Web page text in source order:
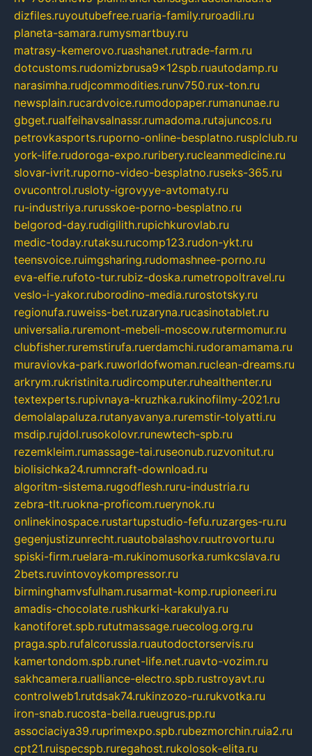
dizfiles.ruyoutubefree.ruaria-family.ruroadli.ru
planeta-samara.rumysmartbuy.ru
matrasy-kemerovo.ruashanet.rutrade-farm.ru
dotcustoms.rudomizbrusa9x12spb.ruautodamp.ru
narasimha.rudjcommodities.runv750.rux-ton.ru
newsplain.rucardvoice.rumodopaper.rumanunae.ru
gbget.rualfeihavsalnassr.rumadoma.rutajuncos.ru
petrovkasports.ruporno-online-besplatno.rusplclub.ru
york-life.rudoroga-expo.ruribery.rucleanmedicine.ru
slovar-ivrit.ruporno-video-besplatno.ruseks-365.ru
ovucontrol.rusloty-igrovyye-avtomaty.ru
ru-industriya.rurusskoe-porno-besplatno.ru
belgorod-day.rudigilith.rupichkurovlab.ru
medic-today.rutaksu.rucomp123.rudon-ykt.ru
teensvoice.ruimgsharing.rudomashnee-porno.ru
eva-elfie.rufoto-tur.rubiz-doska.rumetropoltravel.ru
veslo-i-yakor.ruborodino-media.rurostotsky.ru
regionufa.ruweiss-bet.ruzaryna.rucasinotablet.ru
universalia.ruremont-mebeli-moscow.rutermomur.ru
clubfisher.ruremstirufa.ruerdamchi.rudoramamama.ru
muraviovka-park.ruworldofwoman.ruclean-dreams.ru
arkrym.rukristinita.rudircomputer.ruhealthenter.ru
textexperts.rupivnaya-kruzhka.rukinofilmy-2021.ru
demolalapaluza.rutanyavanya.ruremstir-tolyatti.ru
msdip.rujdol.rusokolovr.runewtech-spb.ru
rezemkleim.rumassage-tai.ruseonub.ruzvonitut.ru
biolisichka24.rumncraft-download.ru
algoritm-sistema.rugodflesh.ruru-industria.ru
zebra-tlt.ruokna-proficom.ruerynok.ru
onlinekinospace.rustartupstudio-fefu.ruzarges-ru.ru
gegenjustizunrecht.ruautobalashov.ruutrovortu.ru
spiski-firm.ruelara-m.rukinomusorka.rumkcslava.ru
2bets.ruvintovoykompressor.ru
birminghamvsfulham.rusarmat-komp.rupioneeri.ru
amadis-chocolate.rushkurki-karakulya.ru
kanotiforet.spb.rututmassage.ruecolog.org.ru
praga.spb.rufalcorussia.ruautodoctorservis.ru
kamertondom.spb.runet-life.net.ruavto-vozim.ru
sakhcamera.rualliance-electro.spb.rustroyavt.ru
controlweb1.rutdsak74.rukinzozo-ru.rukvotka.ru
iron-snab.rucosta-bella.rueugrus.pp.ru
associaciya39.ruprimexpo.spb.rubezmorchin.ruia2.ru
cpt21.ruispecspb.ruregahost.rukolosok-elita.ru